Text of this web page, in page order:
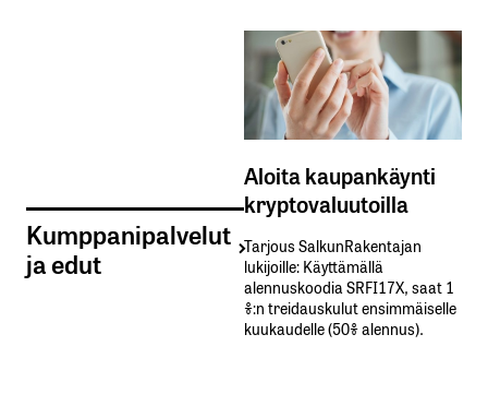
Kumppanipalvelut
ja edut
Aloita kaupankäynti
kryptovaluutoilla
Tarjous SalkunRakentajan
lukijoille: Käyttämällä​ ​
alennuskoodia​ ​SRFI17X,​ ​saat​ ​1
%:n treidauskulut​ ​ensimmäiselle​ ​
kuukaudelle​ ​(50%​ ​alennus).